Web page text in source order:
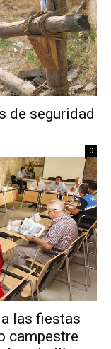
de seguridad
0
las fiestas
campestre